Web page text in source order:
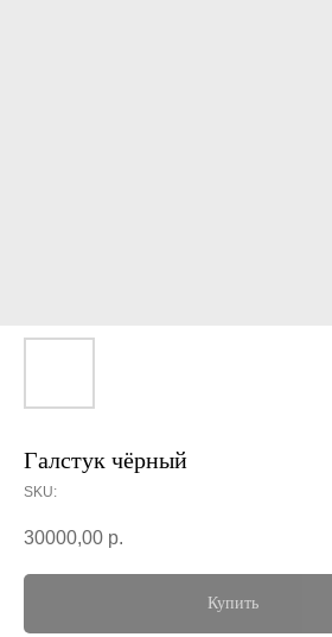
Галстук чёрный
SKU:
30000,00 р.
Купить